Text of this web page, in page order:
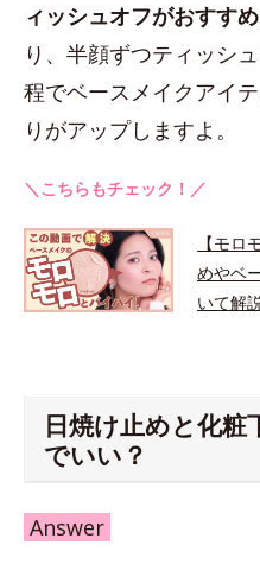
ィッシュオフがおすすめ
り、半顔ずつティッシ
程でベースメイクアイ
りがアップしますよ。
＼こちらもチェック！／
【モロ
めやベ
いて解
日焼け止めと化
でいい？
Answer